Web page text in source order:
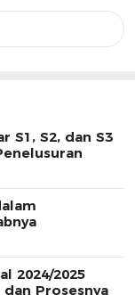
S1, S2, dan S3
2024/2025
Prosesnya